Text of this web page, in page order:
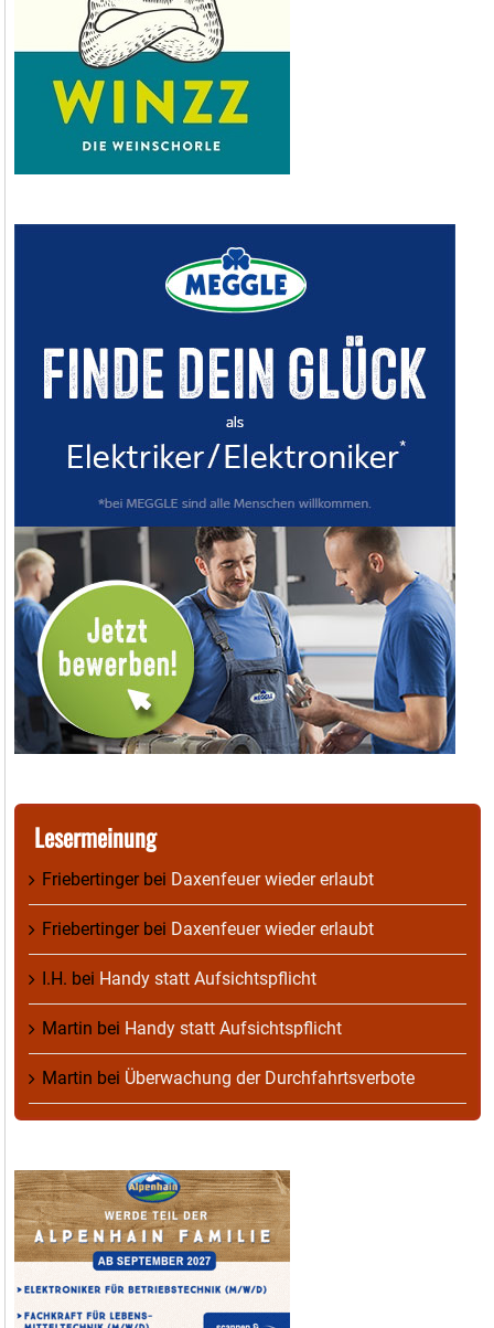
Lesermeinung
Friebertingerbei Daxenfeuer wieder erlaubt
Friebertingerbei Daxenfeuer wieder erlaubt
I.H. bei Handy statt Aufsichtspflicht
Martin bei Handy statt Aufsichtspflicht
Martin bei Überwachung der Durchfahrtsverbote